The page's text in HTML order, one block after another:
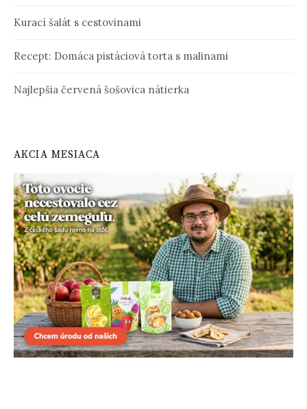
Kurací šalát s cestovinami
Recept: Domáca pistáciová torta s malinami
Najlepšia červená šošovica nátierka
AKCIA MESIACA